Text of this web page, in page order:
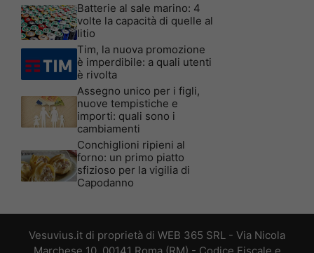
Batterie al sale marino: 4
volte la capacità di quelle al
litio
Tim, la nuova promozione
è imperdibile: a quali utenti
è rivolta
Assegno unico per i figli,
nuove tempistiche e
importi: quali sono i
cambiamenti
Conchiglioni ripieni al
forno: un primo piatto
sfizioso per la vigilia di
Capodanno
Vesuvius.it di proprietà di WEB 365 SRL - Via Nicola